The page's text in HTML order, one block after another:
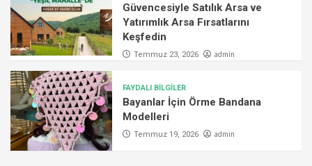
Güvencesiyle Satılık Arsa ve
Yatırımlık Arsa Fırsatlarını
Keşfedin
Temmuz 23, 2026 admin
FAYDALI BİLGİLER
Bayanlar İçin Örme Bandana
Modelleri
Temmuz 19, 2026 admin